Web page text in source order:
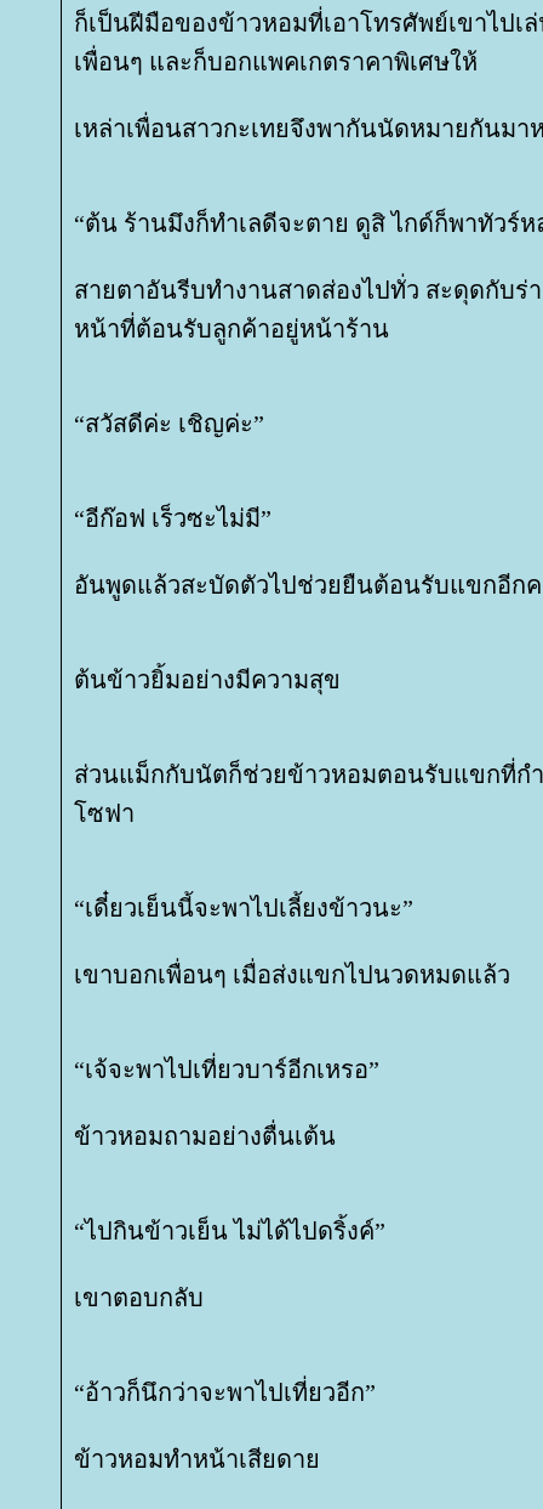
ก็เป็นฝีมือของข้าวหอมที่เอาโทรศัพย์เขาไปเ
เพื่อนๆ และก็บอกแพคเกตราคาพิเศษให้
เหล่าเพื่อนสาวกะเทยจึงพากันนัดหมายกันมา
“ต้น ร้านมึงก็ทำเลดีจะตาย ดูสิ ไกด์ก็พาทัวร์ห
สายตาอันรีบทำงานสาดส่องไปทั่ว สะดุดกับร่
หน้าที่ต้อนรับลูกค้าอยู่หน้าร้าน
“สวัสดีค่ะ เชิญค่ะ”
“อีก๊อฟ เร็วซะไม่มี”
อันพูดแล้วสะบัดตัวไปช่วยยืนต้อนรับแขกอีก
ต้นข้าวยิ้มอย่างมีความสุข
ส่วนแม็กกับนัตก็ช่วยข้าวหอมตอนรับแขกที่ก
ซฟา
“เดี๋ยวเย็นนี้จะพาไปเลี้ยงข้าวนะ”
เขาบอกเพื่อนๆ เมื่อส่งแขกไปนวดหมดแล้ว
“เจ้จะพาไปเที่ยวบาร์อีกเหรอ”
ข้าวหอมถามอย่างตื่นเต้น
“ไปกินข้าวเย็น ไม่ได้ไปดริ้งค์”
เขาตอบกลับ
“อ้าวก็นึกว่าจะพาไปเที่ยวอีก”
ข้าวหอมทำหน้าเสียดา